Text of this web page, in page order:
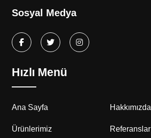
Sosyal Medya
Hızlı Menü
Ana Sayfa Hakkımızda
Ürünlerimiz Referanslar